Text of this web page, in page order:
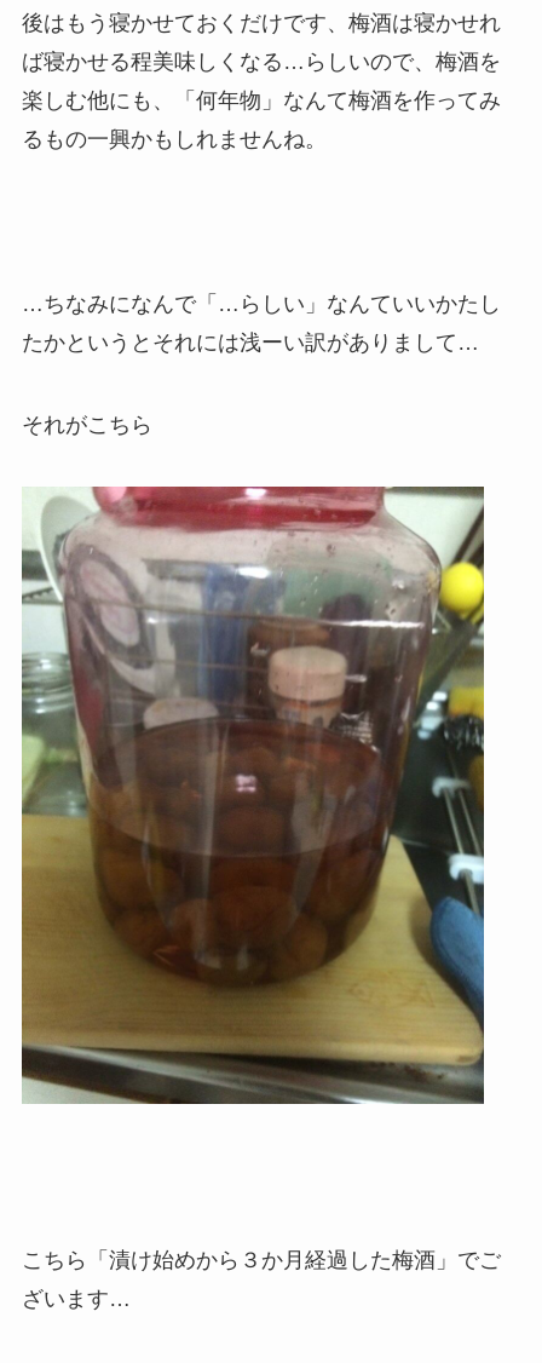
後はもう寝かせておくだけです、梅酒は寝かせれ
ば寝かせる程美味しくなる…らしいので、梅酒を
楽しむ他にも、「何年物」なんて梅酒を作ってみ
るもの一興かもしれませんね。
…ちなみになんで「…らしい」なんていいかたし
たかというとそれには浅ーい訳がありまして…
それがこちら
こちら「漬け始めから３か月経過した梅酒」でご
ざいます…